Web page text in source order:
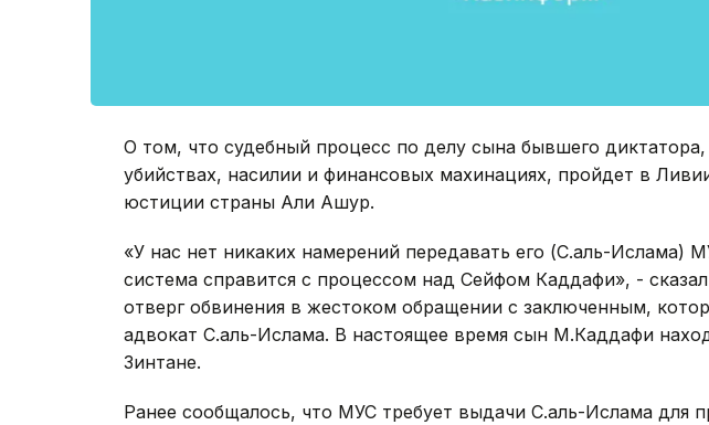
О том, что судебный процесс по делу сына бывшего
убийствах, насилии и финансовых махинациях, пройдет в
юстиции страны Али Ашур.
«У нас нет никаких намерений передавать его (С.аль-Ислама)
система справится с процессом над Сейфом Каддафи», -
отверг обвинения в жестоком обращении с заключенным,
адвокат С.аль-Ислама. В настоящее время сын М.Каддафи
Зинтане.
Ранее сообщалось, что МУС требует выдачи С.аль-Ислама для